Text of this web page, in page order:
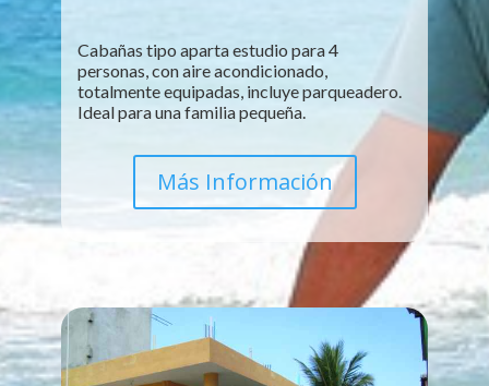
Cabañas tipo aparta estudio para 4
personas, con aire acondicionado,
totalmente equipadas, incluye parqueadero.
Ideal para una familia pequeña.
Más Información